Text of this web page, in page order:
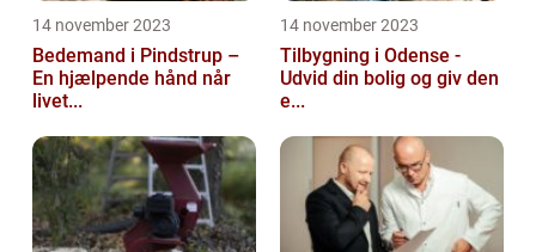
14 november 2023
Bedemand i Pindstrup –
En hjælpende hånd når
livet...
14 november 2023
Tilbygning i Odense -
Udvid din bolig og giv den
e...